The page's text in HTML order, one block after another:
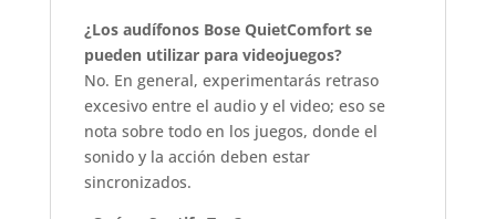
¿Los audífonos Bose QuietComfort se
pueden utilizar para videojuegos?
No. En general, experimentarás retraso
excesivo entre el audio y el video; eso se
nota sobre todo en los juegos, donde el
sonido y la acción deben estar
sincronizados.